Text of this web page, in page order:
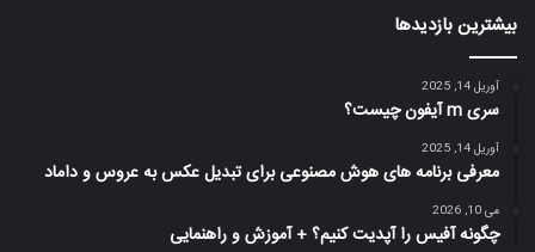
بیشترین بازدیدها
آوریل 14, 2025
سری m آیفون چیست؟
آوریل 14, 2025
معرفی برنامه های هوش مصنوعی برای تبدیل عکس به عروس و داماد
می 10, 2026
چگونه آفیس را آپدیت کنیم؟ + آموزش و راهنمایی